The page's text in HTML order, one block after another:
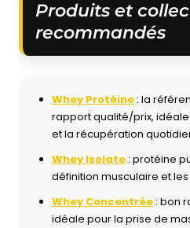
Produits et
recommandés
Whey Protéine : la
rapport qualité/prix,
et la récupération
Whey Isolate : protéine
définition musculaire et
Whey Concentrée : bon
idéale pour la prise de